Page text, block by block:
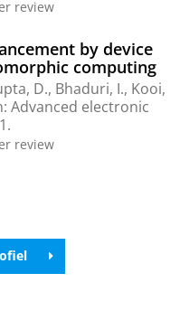
review
by device
computing
D., Bhaduri, I., Kooi,
Advanced electronic
review